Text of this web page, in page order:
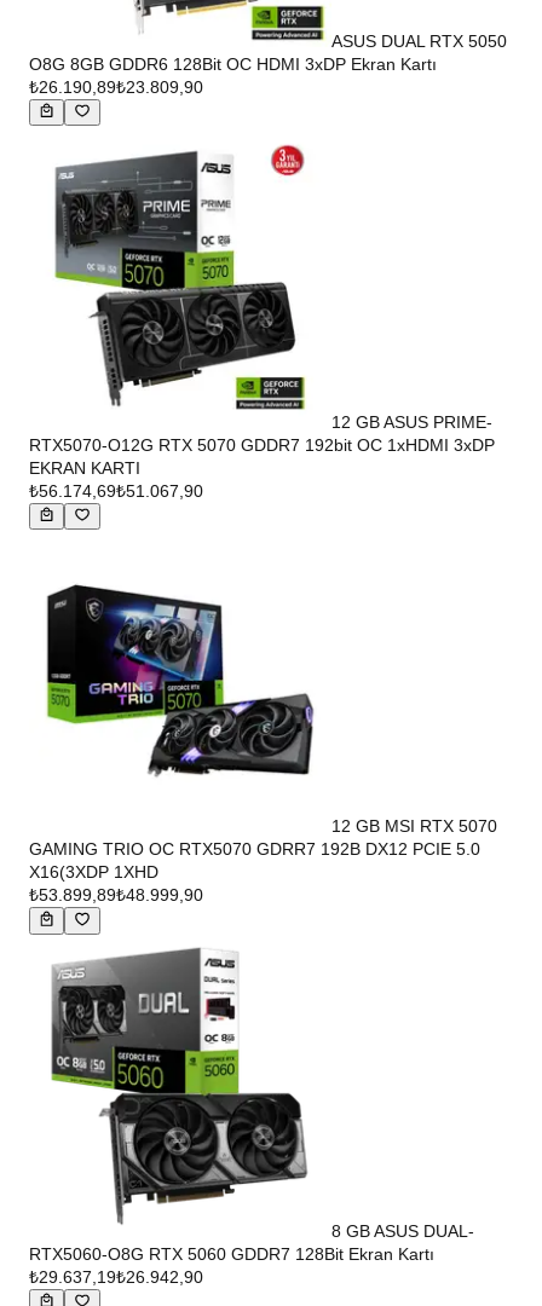
ASUS DUAL RTX 5050
O8G 8GB GDDR6 128Bit OC HDMI 3xDP Ekran Kartı
₺26.190,89₺23.809,90
12 GB ASUS PRIME-
RTX5070-O12G RTX 5070 GDDR7 192bit OC 1xHDMI 3xDP
EKRAN KARTI
₺56.174,69₺51.067,90
12 GB MSI RTX 5070
GAMING TRIO OC RTX5070 GDRR7 192B DX12 PCIE 5.0
X16(3XDP 1XHD
₺53.899,89₺48.999,90
8 GB ASUS DUAL-
RTX5060-O8G RTX 5060 GDDR7 128Bit Ekran Kartı
₺29.637,19₺26.942,90